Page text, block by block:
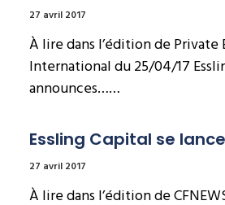
27 avril 2017
À lire dans l’édition de Private
International du 25/04/17
announces……
Essling Capital se lance
27 avril 2017
À lire dans l’édition de